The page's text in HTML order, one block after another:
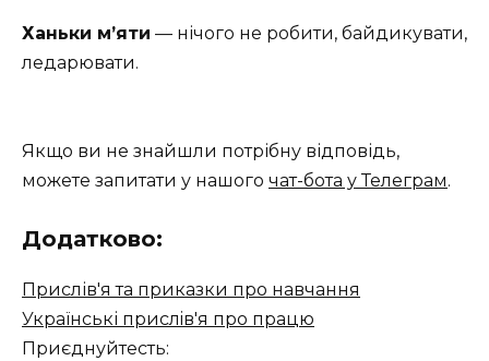
Ханьки м’яти — нічого не робити, байдикувати,
ледарювати.
Якщо ви не знайшли потрібну відповідь,
можете запитати у нашого чат-бота у Телеграм.
Додатково:
Прислів'я та приказки про навчання
Українські прислiв'я про працю
Приєднуйтесть: